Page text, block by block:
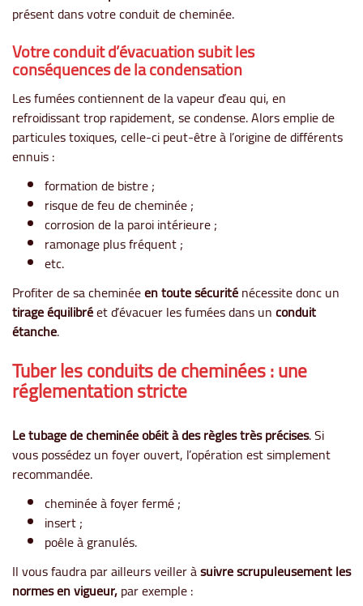
présent dans votre conduit de cheminée.
Votre conduit d’évacuation subit les
conséquences de la condensation
Les fumées contiennent de la vapeur d’eau qui, en
refroidissant trop rapidement, se condense. Alors emplie de
particules toxiques, celle-ci peut-être à l’origine de différents
ennuis :
formation de bistre ;
risque de feu de cheminée ;
corrosion de la paroi intérieure ;
ramonage plus fréquent ;
etc.
Profiter de sa cheminéeen toute sécuriténécessite donc un
tirage équilibréet d’évacuer les fumées dans unconduit
étanche.
Tuber les conduits de cheminées : une
réglementation stricte
Le tubage de cheminée obéit à des règles très précises. Si
vous possédez un foyer ouvert, l’opération est simplement
recommandée.
cheminée à foyer fermé ;
insert ;
poêle à granulés.
Il vous faudra par ailleurs veiller àsuivre scrupuleusement les
normes en vigueur,par exemple :